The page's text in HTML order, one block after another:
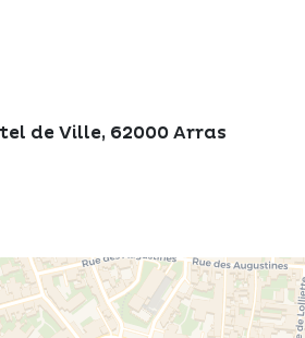
de Ville, 62000 Arras